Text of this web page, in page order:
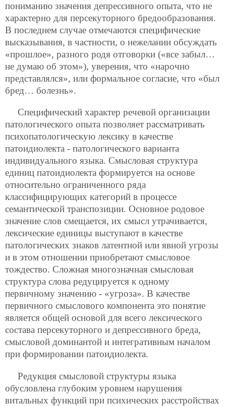
пониманию значения депрессивного опыта, что не
характерно для персекуторного бредообразования.
В последнем случае отмечаются специфические
высказывания, в частности, о нежелании обсуждать
«прошлое», разного родя отговорки («все забыл…
не думаю об этом»), уверения, что «нарочно
представлялся», или формальное согласие, что «был
бред… болезнь».
Специфический характер речевой организации
патологического опыта позволяет рассматривать
психопатологическую лексику в качестве
патоидиолекта - патологического варианта
индивидуального языка. Смысловая структура
единиц патоидиолекта формируется на основе
относительно ограниченного ряда
классифицирующих категорий в процессе
семантической транспозиции. Основное родовое
значение слов смещается, их смысл утрачивается,
лексические единицы выступают в качестве
патологических знаков латентной или явной угрозы
и в этом отношении приобретают смысловое
тождество. Сложная многозначная смысловая
структура слова редуцируется к одному
первичному значению - «угроза». В качестве
первичного смыслового компонента это понятие
является общей основой для всего лексического
состава персекуторного и депрессивного бреда,
смысловой доминантой и интегративным началом
при формировании патоидиолекта.
Редукция смысловой структуры языка
обусловлена глубоким уровнем нарушения
витальных функций при психических расстройствах